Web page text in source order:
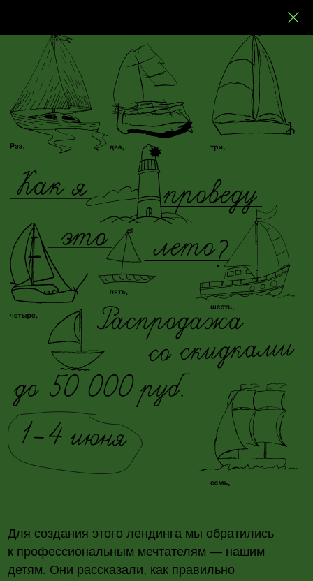
Для создания этого лендинга мы обратились
то захотеть и очень быстро туда побежать,
наметить точку на карте, придумать маршрут,
а потом удивляться каждую секунду, сохраняя